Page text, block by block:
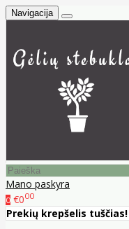
Navigacija
Mano paskyra
0 €000
Prekių krepšelis tuščias!